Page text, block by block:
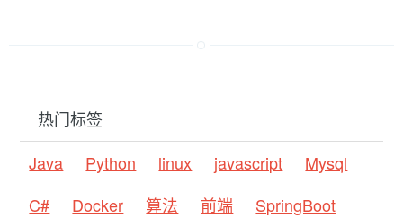
热门标签
Java
Python linux javascript
Mysql
C#
Docker 算法 前端
SpringBoot